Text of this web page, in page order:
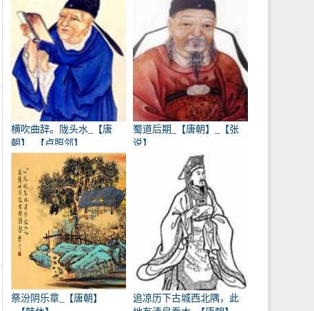
横吹曲辞。陇头水_【唐
朝】_【卢照邻】
蜀道后期_【唐朝】_【张
说】
祭汾阴乐章_【唐朝】
追凉历下古城西北隅，此